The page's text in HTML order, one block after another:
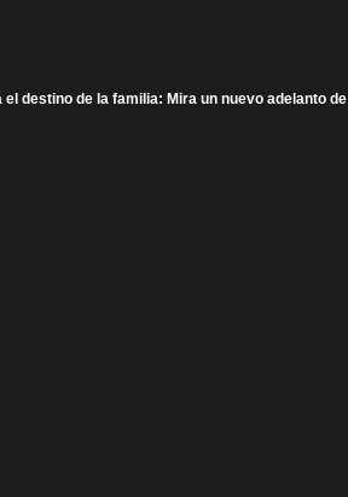
destino de la familia: Mira un nuevo adelanto de